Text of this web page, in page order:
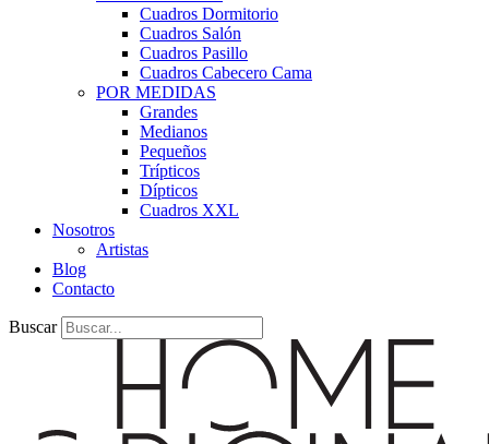
Cuadros Dormitorio
Cuadros Salón
Cuadros Pasillo
Cuadros Cabecero Cama
POR MEDIDAS
Grandes
Medianos
Pequeños
Trípticos
Dípticos
Cuadros XXL
Nosotros
Artistas
Blog
Contacto
Buscar